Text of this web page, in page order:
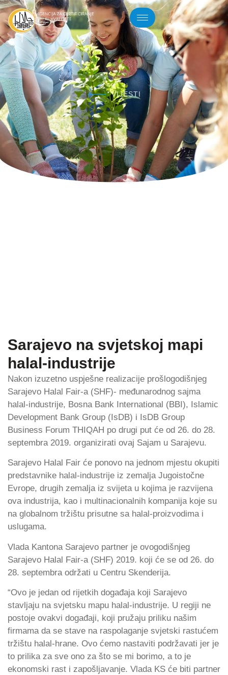
VIJESTI
Sarajevo na svjetskoj mapi
halal-industrije
Nakon izuzetno uspješne realizacije prošlogodišnjeg
Sarajevo Halal Fair-a (SHF)- međunarodnog sajma
halal-industrije, Bosna Bank International (BBI), Islamic
Development Bank Group (IsDB) i IsDB Group
Business Forum THIQAH po drugi put će od 26. do 28.
septembra 2019. organizirati ovaj Sajam u Sarajevu.
Sarajevo Halal Fair će ponovo na jednom mjestu okupiti
predstavnike halal-industrije iz zemalja Jugoistočne
Evrope, drugih zemalja iz svijeta u kojima je razvijena
ova industrija, kao i multinacionalnih kompanija koje su
na globalnom tržištu prisutne sa halal-proizvodima i
uslugama.
Vlada Kantona Sarajevo partner je ovogodišnjeg
Sarajevo Halal Fair-a (SHF) 2019. koji će se od 26. do
28. septembra održati u Centru Skenderija.
“Ovo je jedan od rijetkih događaja koji Sarajevo
stavljaju na svjetsku mapu halal-industrije. U regiji ne
postoje ovakvi događaji, koji pružaju priliku našim
firmama da se stave na raspolaganje svjetski rastućem
tržištu halal-hrane. Ovo ćemo nastaviti podržavati jer je
to prilika za sve ono za što se mi borimo, a to je
ekonomski rast i zapošljavanje. Vlada KS će biti partner